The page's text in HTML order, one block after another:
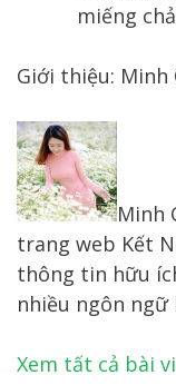
miếng
Giới thiệu: Minh
Minh
trang web Kết
thông tin hữu
nhiều ngôn ngữ
Xem tất cả bài